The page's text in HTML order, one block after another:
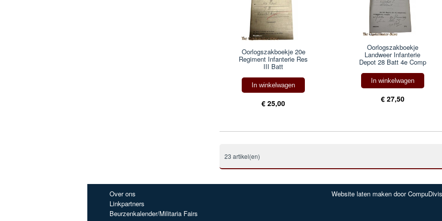
Oorlogszakboekje 20e
Regiment Infanterie Res
III Batt
In winkelwagen
€ 25,00
Oorlogszakboekje
Landweer Infanterie
Depot 28 Batt 4e Comp
In winkelwagen
€ 27,50
23 artikel(en)
Over ons
Linkpartners
Beurzenkalender/Militaria Fairs
Website laten maken door